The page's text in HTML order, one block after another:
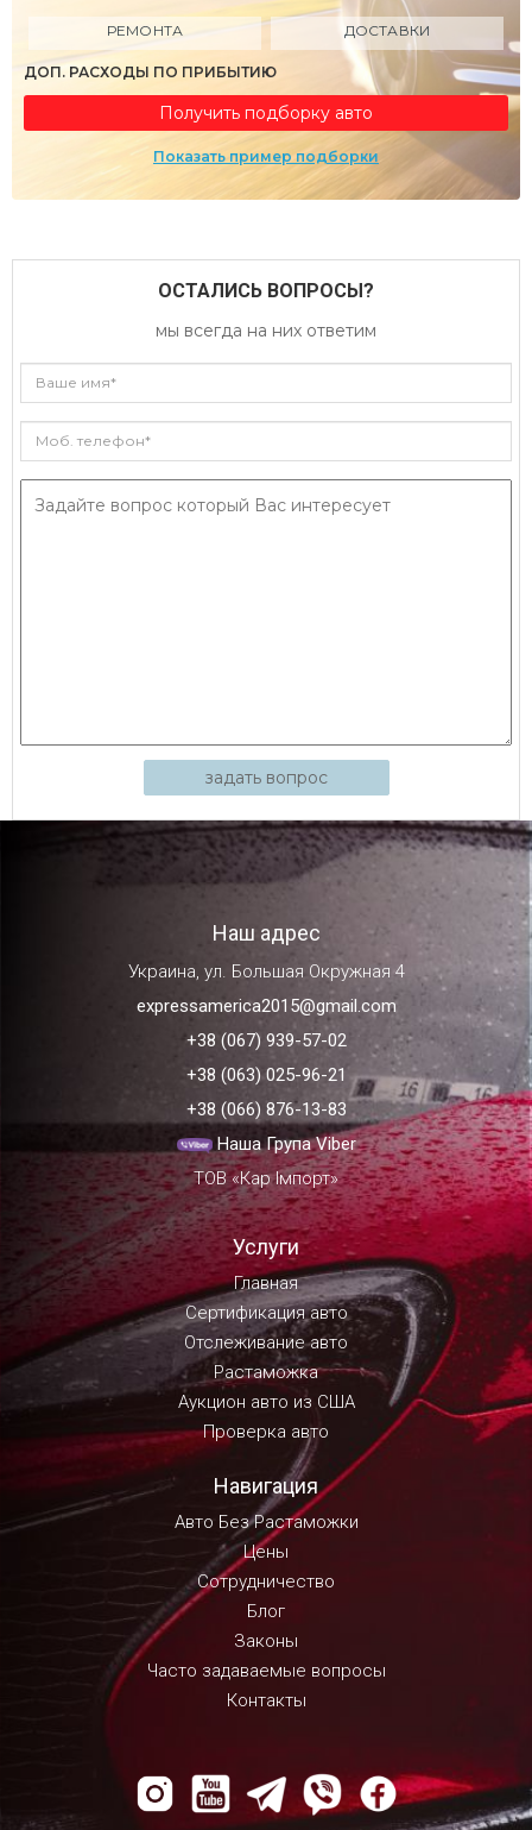
РЕМОНТА ДОСТАВКИ
ДОП. РАСХОДЫ ПО ПРИБЫТИЮ
Получить подборку авто
Показать пример подборки
ОСТАЛИСЬ ВОПРОСЫ?
мы всегда на них ответим
задать вопрос
Наш адрес
Украина, ул. Большая Окружная 4
expressamerica2015@gmail.com
+38 (067) 939-57-02
+38 (063) 025-96-21
+38 (066) 876-13-83
Наша Група Viber
ТОВ «Кар Імпорт»
Услуги
Главная
Сертификация авто
Отслеживание авто
Растаможка
Аукцион авто из США
Проверка авто
Навигация
Авто Без Растаможки
Цены
Сотрудничество
Блог
Законы
Часто задаваемые вопросы
Контакты